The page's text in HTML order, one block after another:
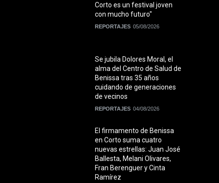
Corto es un festival joven
con mucho futuro"
REPORTAJES 05/08/2026
Se jubila Dolores Moral, el
alma del Centro de Salud de
Benissa tras 35 años
cuidando de generaciones
de vecinos
REPORTAJES 04/08/2026
El firmamento de Benissa
en Corto suma cuatro
nuevas estrellas: Juan José
Ballesta, Melani Olivares,
Fran Berenguer y Cinta
Ramírez